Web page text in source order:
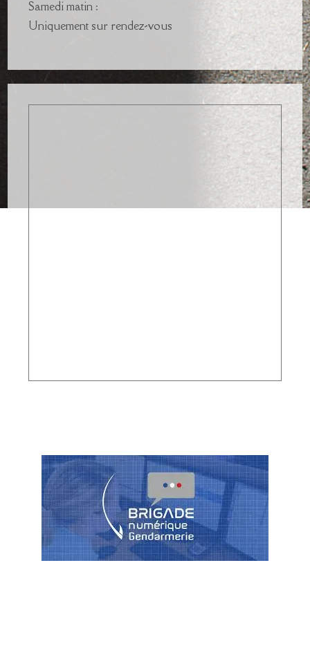
Samedi matin :
Uniquement sur rendez-vous